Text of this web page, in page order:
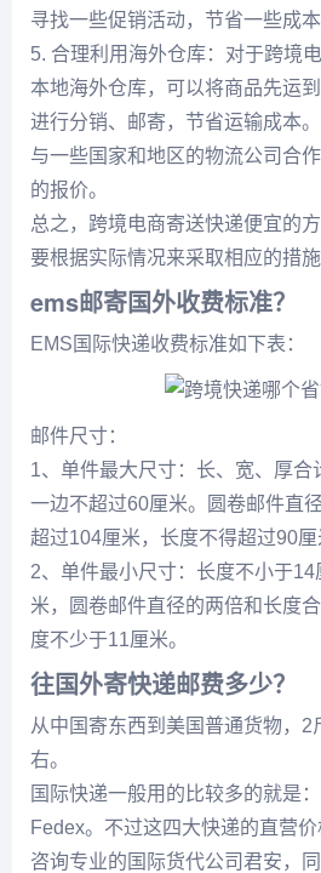
寻找一些促销活动，节省一些成本
5. 合理利用海外仓库：对于跨境
本地海外仓库，可以将商品先运
进行分销、邮寄，节省运输成本
与一些国家和地区的物流公司合
的报价。
总之，跨境电商寄送快递便宜的
要根据实际情况来采取相应的措施
ems邮寄国外收费标准？
EMS国际快递收费标准如下表：
邮件尺寸：
1、单件最大尺寸：长、宽、厚合
一边不超过60厘米。圆卷邮件直
超过104厘米，长度不得超过90厘
2、单件最小尺寸：长度不小于
米，圆卷邮件直径的两倍和长度
度不少于11厘米。
往国外寄快递邮费多少？
从中国寄东西到美国普通货物，2
右。
国际快递一般用的比较多的就是
Fedex。不过这四大快递的直营
咨询专业的国际货代公司君安，